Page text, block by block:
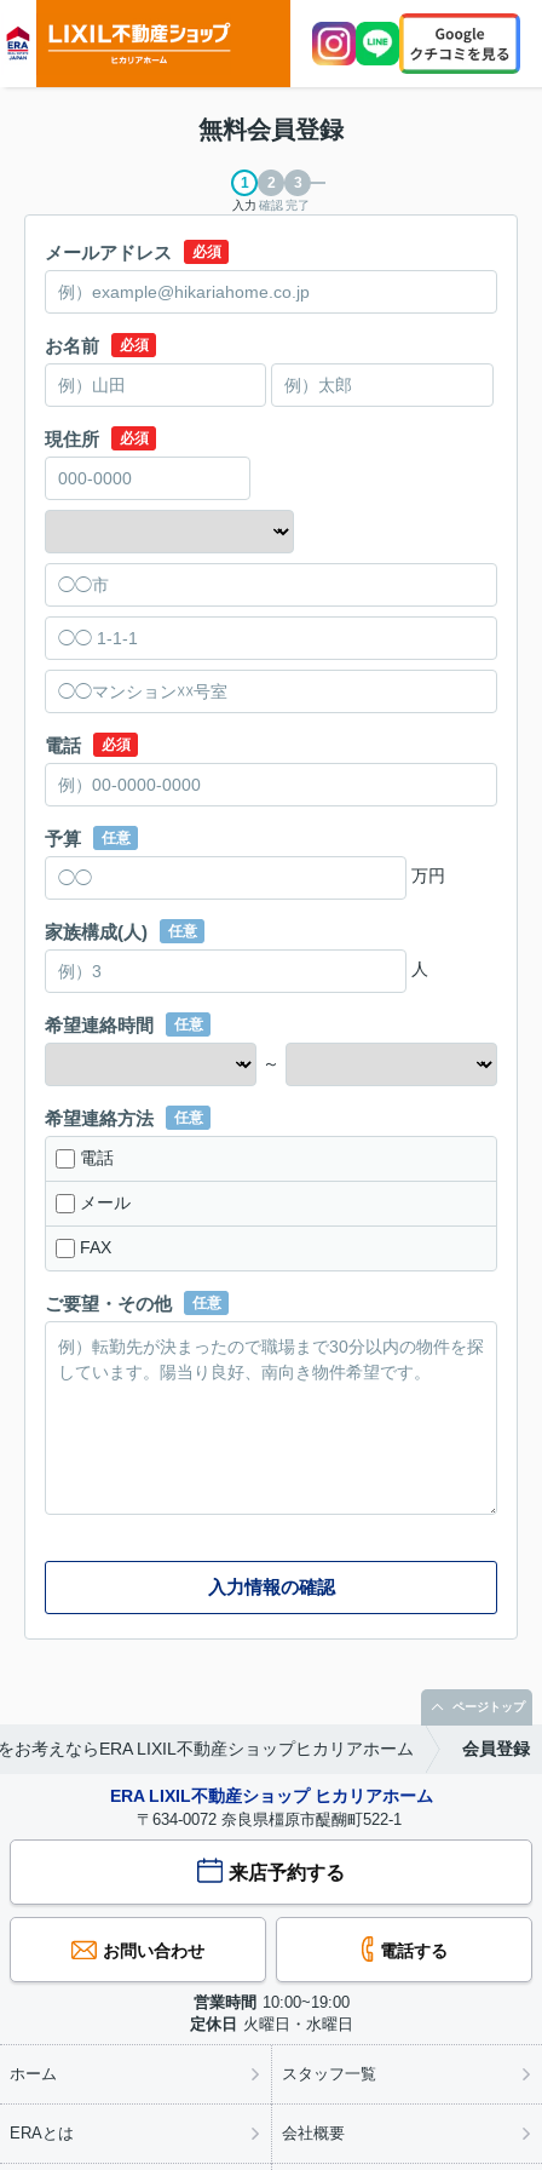
無料会員登録
入力 確認完了
メールアドレス 必須
お名前 必須
現住所 必須
電話 必須
予算 任意
万円
家族構成(人) 任意
人
希望連絡時間 任意
～
希望連絡方法 任意
電話
メール
FAX
ご要望・その他 任意
入力情報の確認
お考えならERA LIXIL不動産ショップヒカリアホーム 会員登録
ERA LIXIL不動産ショップ ヒカリアホーム
〒634-0072 奈良県橿原市醍醐町522-1
来店予約する
お問い合わせ 電話する
営業時間 10:00~19:00
定休日 火曜日・水曜日
ホーム スタッフ一覧
ERAとは 会社概要
ページトップ